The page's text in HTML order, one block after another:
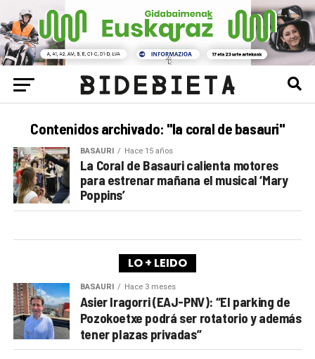
Contenidos archivado: "la coral de basauri"
BASAURI Hace 15 años
La Coral de Basauri calienta motores
para estrenar mañana el musical ‘Mary
Poppins’
LO + LEIDO
BASAURI Hace 3 meses
Asier Iragorri (EAJ-PNV): “El parking de
Pozokoetxe podrá ser rotatorio y además
tener plazas privadas”